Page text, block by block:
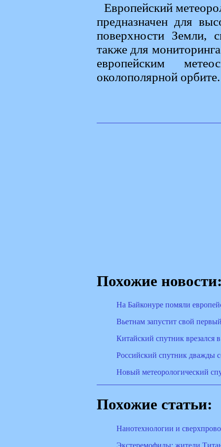
Европейский
предназначен для
поверхности Земли,
также для
европейским
околополярной орбите.
Похожие
На Байконуре помяли
Вьетнам запустит свой
Китайский спутник врезался
Российский спутник дважды
Новый метеорологический
Похожие статьи:
Нанотехнологии и
Экстеремофилы: жители